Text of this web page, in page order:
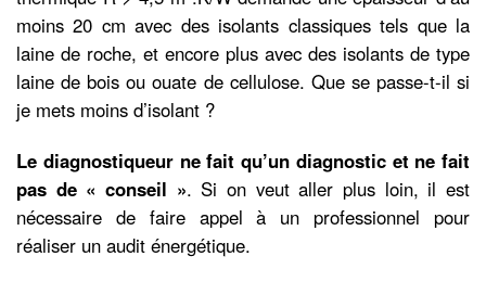
moins 20 cm avec des isolants classiques tels que la
laine de roche, et encore plus avec des isolants de type
laine de bois ou ouate de cellulose. Que se passe-t-il si
je mets moins d’isolant ?
Le diagnostiqueur ne fait qu’un diagnostic et ne fait
pas de « conseil ». Si on veut aller plus loin, il est
nécessaire de faire appel à un professionnel pour
réaliser un audit énergétique.